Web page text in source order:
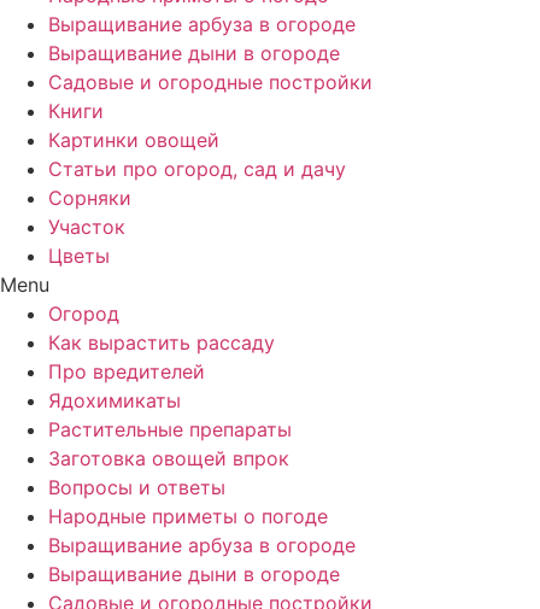
Выращивание арбуза в огороде
Выращивание дыни в огороде
Садовые и огородные постройки
Книги
Картинки овощей
Статьи про огород, сад и дачу
Сорняки
Участок
Цветы
Menu
Огород
Как вырастить рассаду
Про вредителей
Ядохимикаты
Растительные препараты
Заготовка овощей впрок
Вопросы и ответы
Народные приметы о погоде
Выращивание арбуза в огороде
Выращивание дыни в огороде
Садовые и огородные постройки